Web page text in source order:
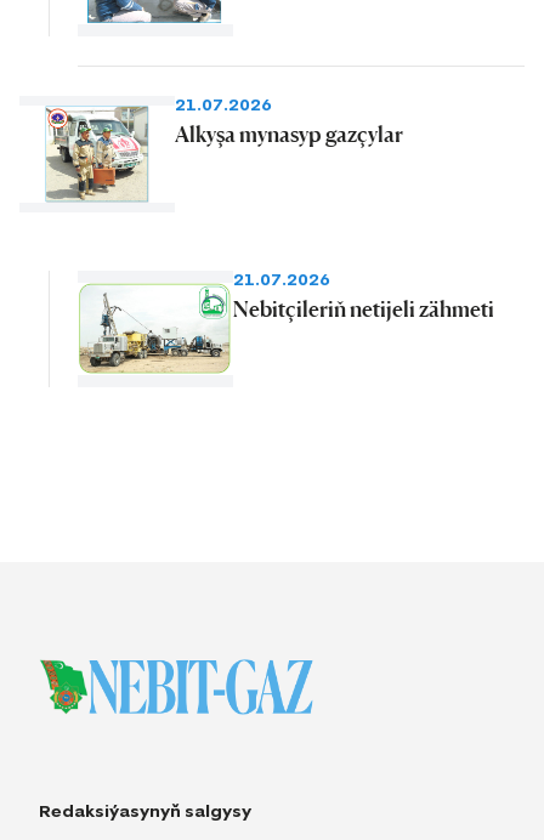
21.07.2026
Alkyşa mynasyp gazçylar
21.07.2026
Nebitçileriň netijeli zähmeti
Redaksiýasynyň salgysy